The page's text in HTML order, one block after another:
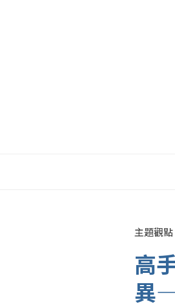
主題觀點
高
異